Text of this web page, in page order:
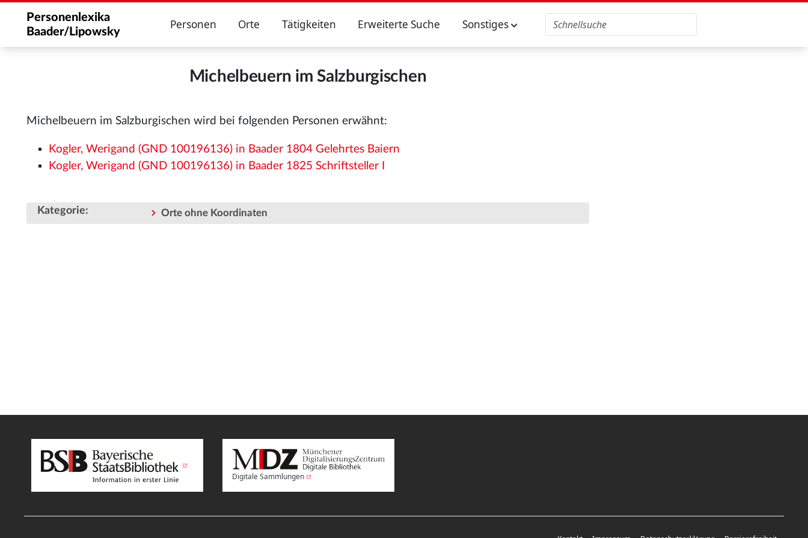
Personenlexika
Baader/Lipowsky
Personen Orte Tätigkeiten Erweiterte Suche Sonstiges
Michelbeuern im Salzburgischen
Michelbeuern im Salzburgischen wird bei folgenden Personen erwähnt:
Kogler, Werigand (GND 100196136) in Baader 1804 Gelehrtes Baiern
Kogler, Werigand (GND 100196136) in Baader 1825 Schriftsteller I
Kategorie: Orte ohne Koordinaten
Digitale Sammlungen